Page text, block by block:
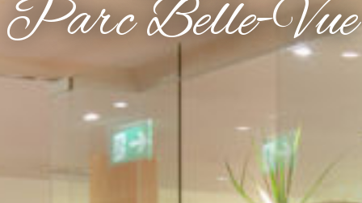
Parc Belle-Vue